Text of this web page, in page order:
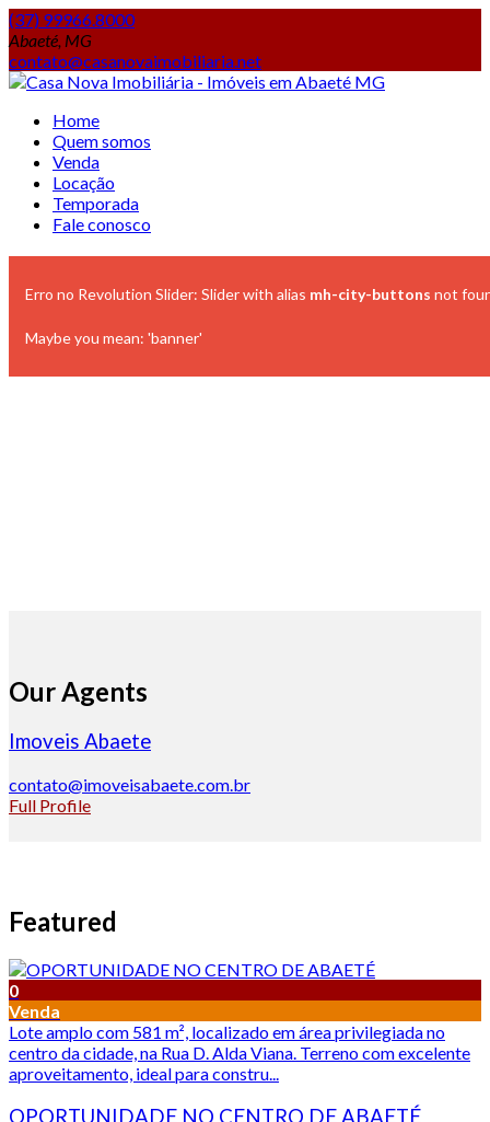
(37) 99966.8000
Abaeté, MG
contato@casanovaimobiliaria.net
Home
Quem somos
Venda
Locação
Temporada
Fale conosco
Erro no Revolution Slider: Slider with alias mh-city-buttons not
Maybe you mean: 'banner'
Our Agents
Imoveis Abaete
contato@imoveisabaete.com.br
Full Profile
Featured
0
Venda
Lote amplo com 581 m², localizado em área privilegiada no
centro da cidade, na Rua D. Alda Viana. Terreno com excelente
aproveitamento, ideal para constru...
OPORTUNIDADE NO CENTRO DE ABAETÉ